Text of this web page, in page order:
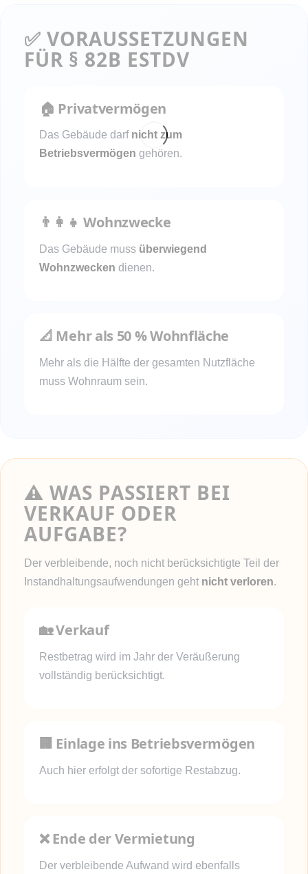
✅ VORAUSSETZUNGEN
FÜR § 82B ESTDV
🏠 Privatvermögen
Das Gebäude darf nicht zum
Betriebsvermögen gehören.
👨‍👩‍👧 Wohnzwecke
Das Gebäude muss überwiegend
Wohnzwecken dienen.
📐 Mehr als 50 % Wohnfläche
Mehr als die Hälfte der gesamten Nutzfläche
muss Wohnraum sein.
⚠️ WAS PASSIERT BEI
VERKAUF ODER
AUFGABE?
Der verbleibende, noch nicht berücksichtigte Teil der
Instandhaltungsaufwendungen geht nicht verloren.
🏡 Verkauf
Restbetrag wird im Jahr der Veräußerung
vollständig berücksichtigt.
🏢 Einlage ins Betriebsvermögen
Auch hier erfolgt der sofortige Restabzug.
❌ Ende der Vermietung
Der verbleibende Aufwand wird ebenfalls